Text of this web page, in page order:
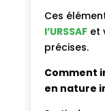
Ces
l’URSSAFet
précises.
Comment
en nature